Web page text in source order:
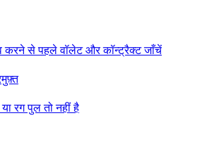
करने से पहले वॉलेट और कॉन्ट्रैक्ट जाँचें
मुफ़्त
रग पुल तो नहीं है